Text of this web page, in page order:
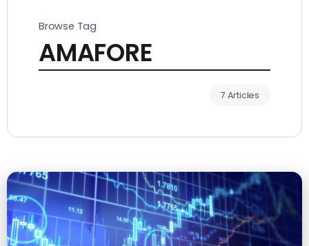
Browse Tag
AMAFORE
7 Articles